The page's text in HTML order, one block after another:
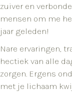
zuiver en
mensen om me
jaar geleden!
Nare ervaringen,
hectiek van alle
zorgen. Ergens
met je lichaam